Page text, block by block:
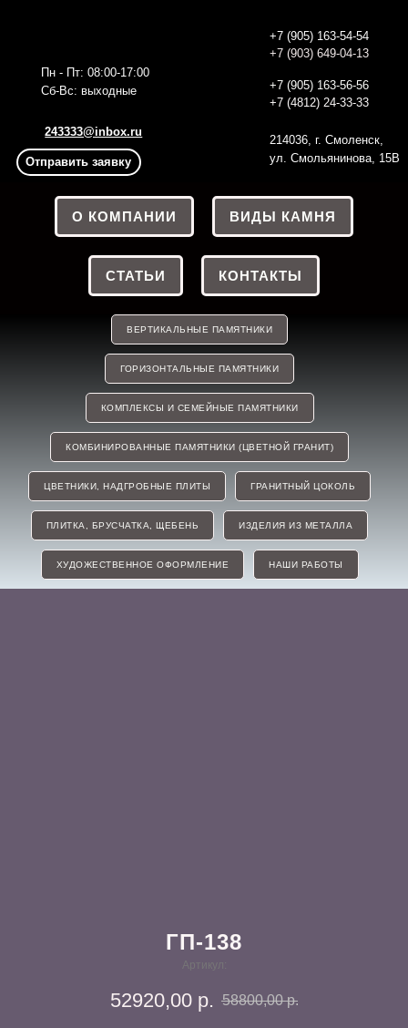
214036, г. Смоленск,
ул. Смольянинова, 15В
Пн - Пт: 08:00-17:00
Сб-Вс: выходные
+7 (905) 163-54-54
+7 (903) 649-04-13
243333@inbox.ru
Отправить заявку
+7 (905) 163-56-56
+7 (4812) 24-33-33
О КОМПАНИИ ВИДЫ КАМНЯ
СТАТЬИ КОНТАКТЫ
ВЕРТИКАЛЬНЫЕ ПАМЯТНИКИ
ГОРИЗОНТАЛЬНЫЕ ПАМЯТНИКИ
КОМПЛЕКСЫ И СЕМЕЙНЫЕ ПАМЯТНИКИ
КОМБИНИРОВАННЫЕ ПАМЯТНИКИ (ЦВЕТНОЙ ГРАНИТ)
ЦВЕТНИКИ, НАДГРОБНЫЕ ПЛИТЫ ГРАНИТНЫЙ ЦОКОЛЬ
ПЛИТКА, БРУСЧАТКА, ЩЕБЕНЬ ИЗДЕЛИЯ ИЗ МЕТАЛЛА
ХУДОЖЕСТВЕННОЕ ОФОРМЛЕНИЕ НАШИ РАБОТЫ
ГП-138
Артикул:
52920,00 р. 58800,00 р.